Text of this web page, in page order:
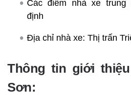
Các điểm nhà xe trung
định
Địa chỉ nhà xe: Thị trấn
Thông tin giới
Sơn: